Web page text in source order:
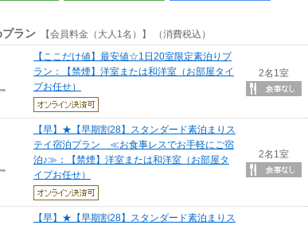
プラン 【会員料金（大人1名）】 （消費税込）
【ここだけ値】最安値☆1日20室限定素泊りプ
ラン：【禁煙】洋室または和洋室（お部屋タイ
プお任せ）
2名1室
【早】★【早期割28】スタンダード素泊まりス
テイ宿泊プラン ≪お食事レスでお手軽にご宿
泊♪≫：【禁煙】洋室または和洋室（お部屋タ
イプお任せ）
2名1室
【早】★【早期割28】スタンダード素泊まりス